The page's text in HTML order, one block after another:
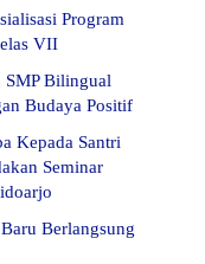
Program
VII
SMP Bilingual
Budaya Positif
Kepada Santri
Seminar
Berlangsung